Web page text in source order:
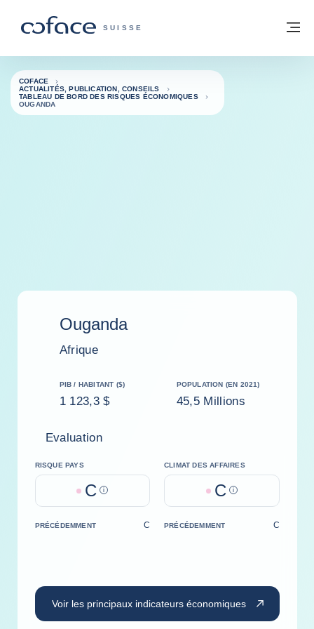
COFACE, FOR TRADE - PAGE
SUISSE
Retour à la page d'accueil
COFACE
ACTUALITÉS, PUBLICATION, CONSEILS
TABLEAU DE BORD DES RISQUES ÉCONOMIQUES
OUGANDA
Ouganda
Afrique
PIB / HABITANT ($)
1 123,3 $
POPULATION (EN 2021)
45,5 Millions
Evaluation
RISQUE PAYS
C Help
CLIMAT DES AFFAIRES
C Help
PRÉCÉDEMMENT C PRÉCÉDEMMENT C
Voir les principaux indicateurs économiques